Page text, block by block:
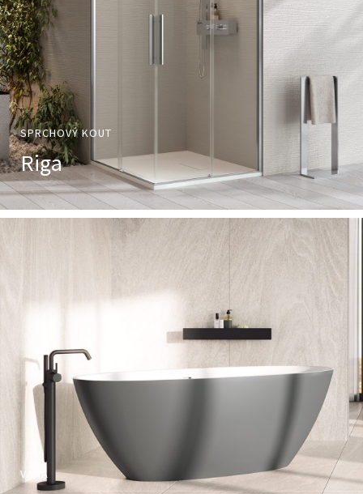
Riga
SPRCHOVÝ KOUT
VANA